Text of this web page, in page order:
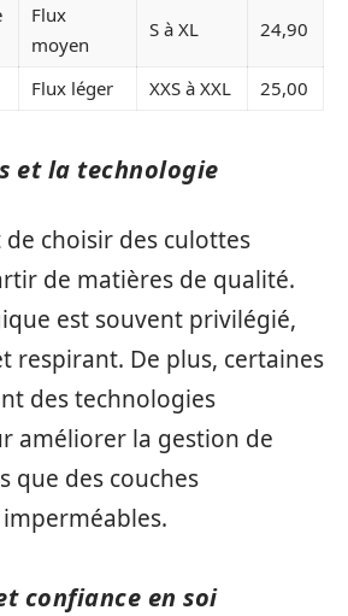
Flux
moyen
S à XL 24,90
Flux léger XXS à XXL 25,00
et la technologie
choisir des culottes
de matières de qualité.
est souvent privilégié,
respirant. De plus, certaines
des technologies
améliorer la gestion de
que des couches
confiance en soi